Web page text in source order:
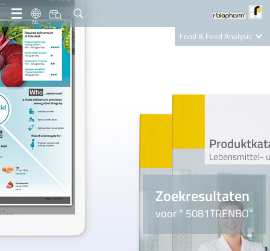
NL
Food & Feed Analysis
Nutrition Care
Zoekresultaten
voor " 5081TRENBO"